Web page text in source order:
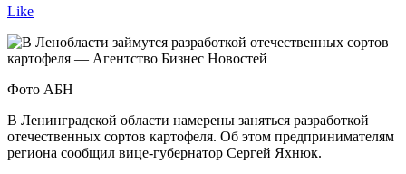
Like
Фото АБН
В Ленинградской области намерены заняться разработкой
отечественных сортов картофеля. Об этом предпринимателям
региона сообщил вице-губернатор Сергей Яхнюк.